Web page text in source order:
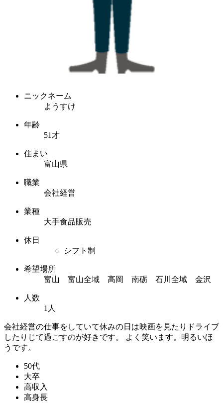
ニックネーム
ようすけ
年齢
51才
住まい
富山県
職業
会社経営
業種
大手食品販売
休日
シフト制
希望場所
富山 富山全域 高岡 南砺 石川全域 金沢
人数
1人
会社経営の仕事をしていて休みの日は映画を見たりドライブ
したりじて過ごすのが好きです。 よく笑います。明るいほ
うです。
50代
大卒
高収入
高身長